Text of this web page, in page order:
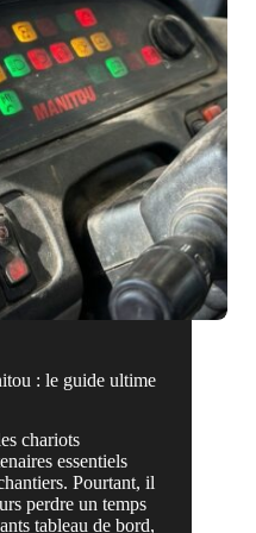
: le guide ultime
chariots
essentiels
Pourtant, il
perdre un temps
tableau de bord,